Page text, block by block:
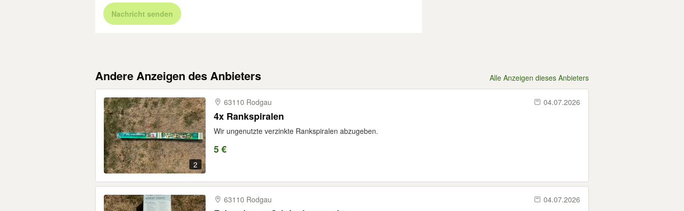
Nachricht senden
Andere Anzeigen des Anbieters Alle Anzeigen dieses Anbieters
2
63110 Rodgau 04.07.2026
4x Rankspiralen
Wir ungenutzte verzinkte Rankspiralen abzugeben.
5 €
63110 Rodgau 04.07.2026